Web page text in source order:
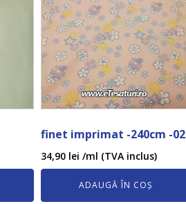
finet imprimat -240cm -02
34,90 lei /ml (TVA inclus)
ADAUGĂ ÎN COȘ